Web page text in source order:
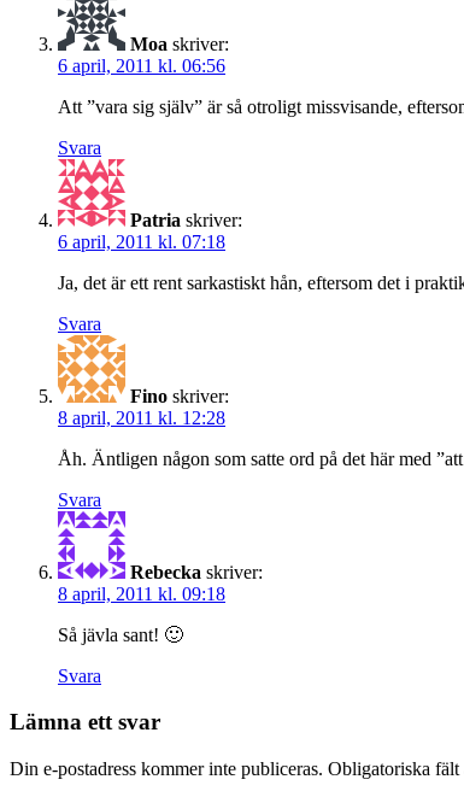
Moa skriver:
6 april, 2011 kl. 06:56
Att ”vara sig själv” är så otroligt missvisande,
Svara
Patria skriver:
6 april, 2011 kl. 07:18
Ja, det är ett rent sarkastiskt hån, eftersom det i
Svara
Fino skriver:
8 april, 2011 kl. 12:28
Åh. Äntligen någon som satte ord på det här med
Svara
Rebecka skriver:
8 april, 2011 kl. 09:18
Så jävla sant! 🙂
Svara
Lämna ett svar
Din e-postadress kommer inte publiceras. Obligatoriska fält